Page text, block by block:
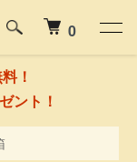
！
ント！
0